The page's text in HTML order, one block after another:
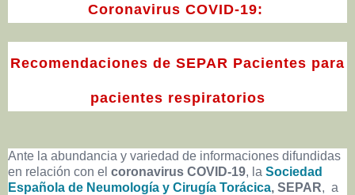
Coronavirus COVID-19:
Recomendaciones de SEPAR Pacientes para
pacientes respiratorios
Ante la abundancia y variedad de informaciones difundidas
en relación con el coronavirus COVID-19, la Sociedad
Española de Neumología y Cirugía Torácica, SEPAR, a